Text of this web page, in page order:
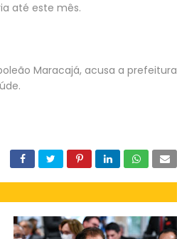
até este mês.
Maracajá, acusa a prefeitura